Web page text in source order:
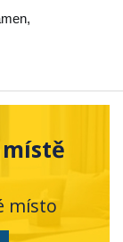
,
místo